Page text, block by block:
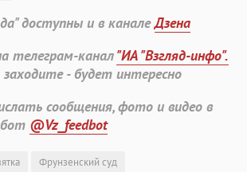
доступны и в каналеДзена
телеграм-канал"ИА "Взгляд-инфо".
- будет интересно
сообщения, фото и видео в
@Vz_feedbot
Фрунзенский суд